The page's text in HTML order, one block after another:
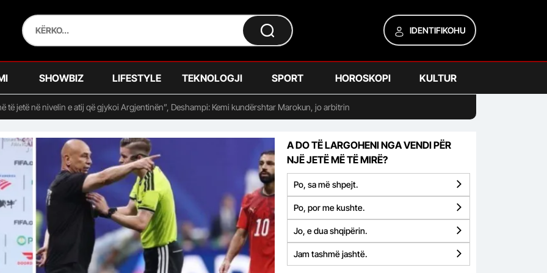
IDENTIFIKOHU
SHOWBIZ LIFESTYLE TEKNOLOGJI SPORT HOROSKOPI KULTUR
të jetë në nivelin e atij që gjykoi Argjentinën”, Deshampi: Kemi kundërshtar Marokun, jo arbitrin
A DO TË LARGOHENI NGA VENDI PËR
NJË JETË MË TË MIRË?
Po, sa më shpejt.
Po, por me kushte.
Jo, e dua shqipërin.
Jam tashmë jashtë.